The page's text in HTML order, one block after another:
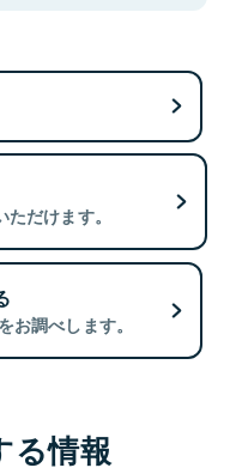
だけます。
お調べします。
る情報